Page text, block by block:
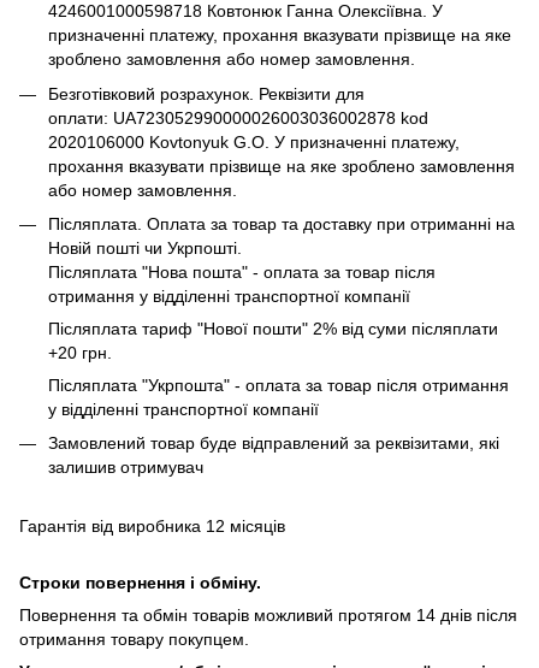
4246001000598718 Ковтонюк Ганна Олексіївна. У
призначенні платежу, прохання вказувати прізвище на яке
зроблено замовлення або номер замовлення.
Безготівковий розрахунок. Реквізити для
оплати: UA723052990000026003036002878 kod
2020106000 Kovtonyuk G.O. У призначенні платежу,
прохання вказувати прізвище на яке зроблено замовлення
або номер замовлення.
Післяплата. Оплата за товар та доставку при отриманні на
Новій пошті чи Укрпошті.
Післяплата "Нова пошта" - оплата за товар після
отримання у відділенні транспортної компанії
Післяплата тариф "Нової пошти" 2% від суми післяплати
+20 грн.
Післяплата "Укрпошта" - оплата за товар після отримання
у відділенні транспортної компанії
Замовлений товар буде відправлений за реквізитами, які
залишив отримувач
Гарантія від виробника 12 місяців
Строки повернення і обміну.
Повернення та обмін товарів можливий протягом 14 днів після
отримання товару покупцем.